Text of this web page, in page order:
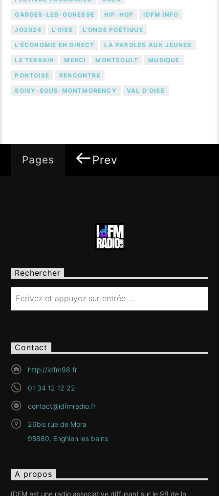
GARGES-LES-GONESSE HIP-HOP IDFM INFO
JO2024 L'OISE L'ONDE POÉTIQUE
L'ÉCONOMIE EN DIRECT LA PAROLES AUX JEUNES
LE TERRAIN MERCI MONTSOULT MUSIQUE
PONTOISE RENCONTRE
SOISY-SOUS-MONTMORENCY VAL D'OISE
Pages Prev
Rechercher
Contact
http://idfm98.fr
01 34 12 12 22
contact@idfmradio.fr
26bis rue de Mora
95880, Enghien les bains
A propos
IDFM est une radio associative diffusant sur le 98 de la